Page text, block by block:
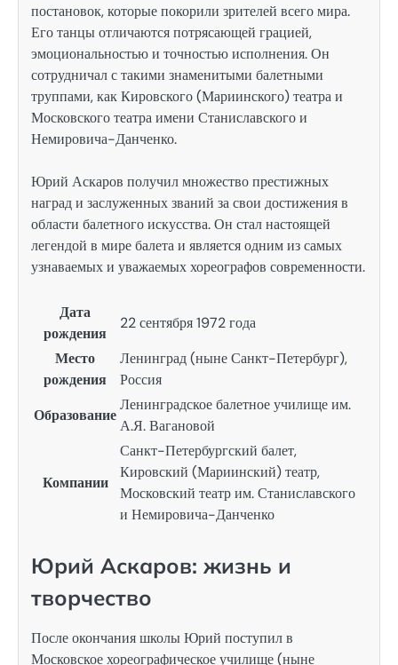
постановок, которые покорили зрителей всего мира.
Его танцы отличаются потрясающей грацией,
эмоциональностью и точностью исполнения. Он
сотрудничал с такими знаменитыми балетными
труппами, как Кировского (Мариинского) театра и
Московского театра имени Станиславского и
Немировича-Данченко.
Юрий Аскаров получил множество престижных
наград и заслуженных званий за свои достижения в
области балетного искусства. Он стал настоящей
легендой в мире балета и является одним из самых
узнаваемых и уважаемых хореографов современности.
Дата
рождения
22 сентября 1972 года
Место
рождения
Ленинград (ныне Санкт-Петербург),
Россия
Образование
Ленинградское балетное училище им.
А.Я. Вагановой
Компании
Санкт-Петербургский балет,
Кировский (Мариинский) театр,
Московский театр им. Станиславского
и Немировича-Данченко
Юрий Аскаров: жизнь и
творчество
После окончания школы Юрий поступил в
Московское хореографическое училище (ныне